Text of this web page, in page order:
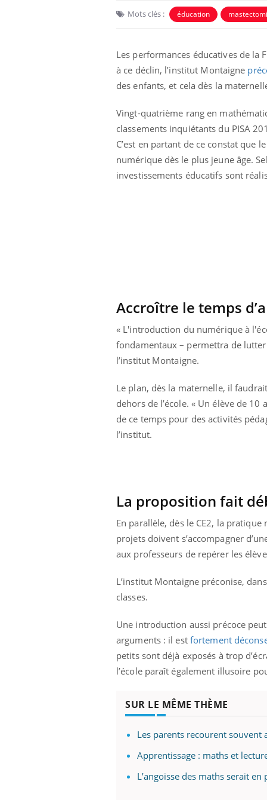
Mots clés : éducation
Les performances éducatives de la
à ce déclin, l’institut Montaigne
des enfants, et cela dès la
Vingt-quatrième rang en
classements inquiétants du PISA
C’est en partant de ce constat que
numérique dès le plus jeune âge.
investissements éducatifs sont
Accroître le temps
« L'introduction du numérique à
fondamentaux – permettra de
l’institut Montaigne.
Le plan, dès la maternelle, il
dehors de l’école. « Un élève de
de ce temps pour des activités
l’institut.
La proposition fait
En parallèle, dès le CE2, la
projets doivent s’accompagner
aux professeurs de repérer les
L’institut Montaigne préconise,
classes.
Une introduction aussi précoce
arguments : il est fortement
petits sont déjà exposés à trop
l’école paraît également illusoire
SUR LE MÊME THÈME
Les parents recourent
Apprentissage : maths et
L’angoisse des maths serait
Carence en fer : comprendre pour
Youtube
Fatigue, irritabilité, brouillard mental ou
même alopécie… Les symptômes de la
carence en fer sont multiples ce qui la rend
En